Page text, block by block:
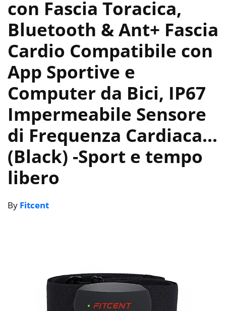
con Fascia Toracica,
Bluetooth & Ant+ Fascia
Cardio Compatibile con
App Sportive e
Computer da Bici, IP67
Impermeabile Sensore
di Frequenza Cardiaca…
(Black) -Sport e tempo
libero
By Fitcent